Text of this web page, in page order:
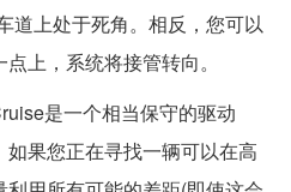
道上处于死角。相反，您可以
上，系统将接管转向。
是一个相当保守的驱动
果您正在寻找一辆可以在高